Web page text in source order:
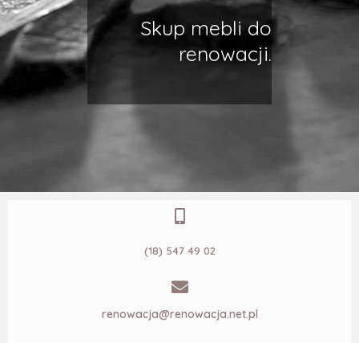
Skup mebli do
renowacji.
(18) 547 49 02
renowacja@renowacja.net.pl